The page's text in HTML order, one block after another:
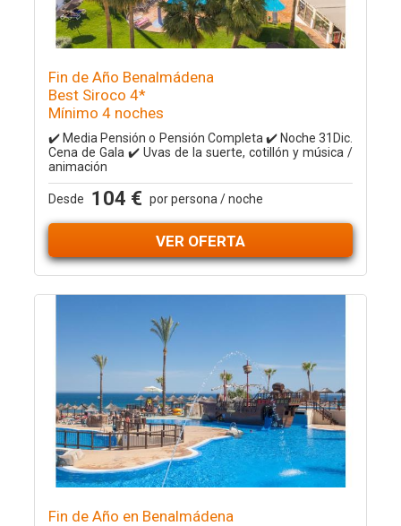
Fin de Año Benalmádena
Best Siroco 4*
Mínimo 4 noches
✔️ Media Pensión o Pensión Completa ✔️ Noche 31Dic.
Cena de Gala ✔️ Uvas de la suerte, cotillón y música /
animación
Desde 104 € por persona / noche
VER OFERTA
Fin de Año en Benalmádena